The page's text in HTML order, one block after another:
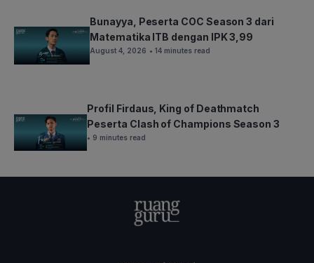
Bunayya, Peserta COC Season 3 dari
Matematika ITB dengan IPK 3,99
August 4, 2026 • 14 minutes read
Profil Firdaus, King of Deathmatch
Peserta Clash of Champions Season 3
• 9 minutes read